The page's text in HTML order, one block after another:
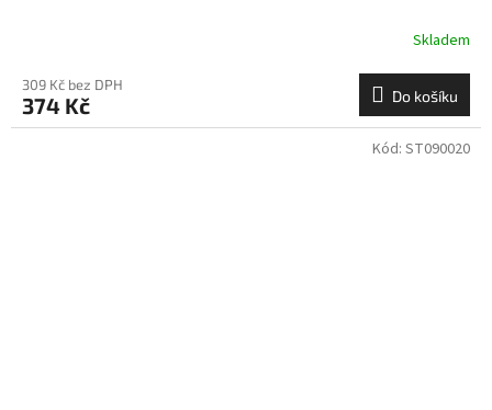
Skladem
309 Kč bez DPH
374 Kč Do košíku
Kód: ST090020